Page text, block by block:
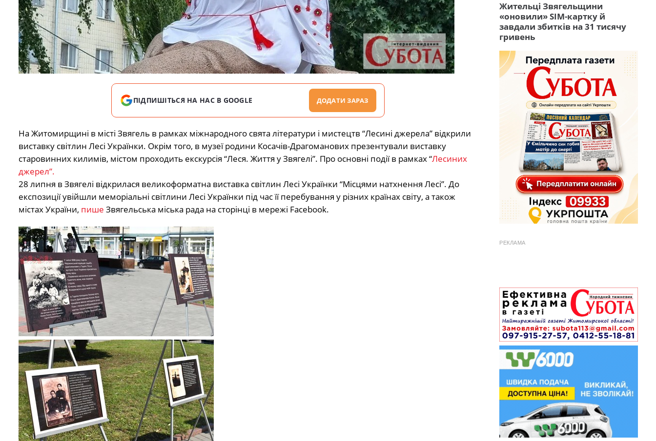
ПІДПИШІТЬСЯ НА НАС В GOOGLE ДОДАТИ ЗАРАЗ
На Житомирщині в місті Звягель в рамках міжнародного свята літератури і мистецтв “Лесині джерела” відкрили
виставку світлин Лесі Українки. Окрім того, в музеї родини Косачів-Драгоманових презентували виставку
старовинних килимів, містом проходить екскурсія “Леся. Життя у Звягелі”. Про основні події в рамках “Лесиних
джерел”.
28 липня в Звягелі відкрилася великоформатна виставка світлин Лесі Українки “Місцями натхнення Лесі”. До
експозиції увійшли меморіальні світлини Лесі Українки під час її перебування у різних країнах світу, а також
містах України, пише Звягельська міська рада на сторінці в мережі Facebook.
Жительці Звягельщини
«оновили» SIM-картку й
завдали збитків на 31 тисячу
гривень
РЕКЛАМА